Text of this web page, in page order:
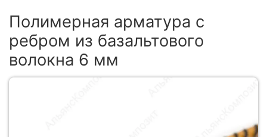
Полимерная арматура c
ребром из базальтового
волокна 6 мм